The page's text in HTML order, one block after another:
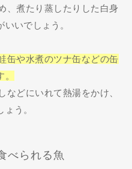
、煮たり蒸したりした白身
いでしょう。
缶や水煮のツナ缶などの缶
などにいれて熱湯をかけ、
う。
べられる魚